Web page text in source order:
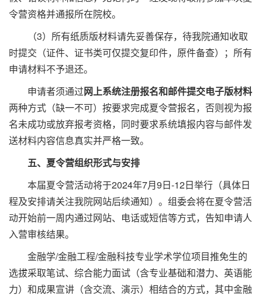
令营资格并通报所在院校。
（3）所有纸质版材料请先妥善保存，待我院通知收取
时提交（证件、证书类可仅提交复印件，原件备查）；所有
申请材料不予退还。
申请者须通过网上系统注册报名和邮件提交电子版材料
两种方式（缺一不可）按要求完成夏令营报名，否则视为报
名未成功或放弃报考资格，同时要求系统填报内容与邮件发
送材料内容信息真实并严格一致。
五、夏令营组织形式与安排
本届夏令营活动将于2024年7月9日-12日举行（具体日
程及安排请关注我院网站后续通知）。组委会将在夏令营活
动开始前一周内通过网站、电话或短信等方式，告知申请人
入营审核结果。
金融学/金融工程/金融科技专业学术学位项目推免生的
选拔采取笔试、综合能力面试（含专业基础和潜力、英语能
力）和成果宣讲（含交流、演示）相结合的方式，其中金融